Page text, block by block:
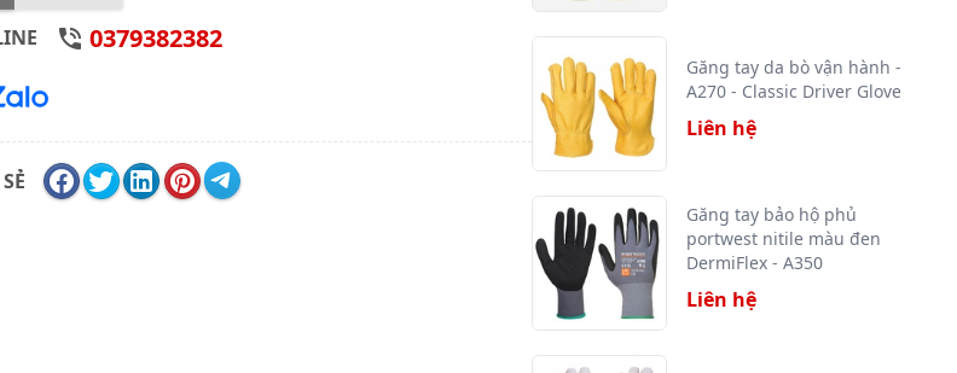
0379382382
Găng tay da bò vận hành -
A270 - Classic Driver Glove
Liên hệ
Găng tay bảo hộ phủ
portwest nitile màu đen
DermiFlex - A350
Liên hệ